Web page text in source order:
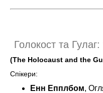
Голокост та
(The Holocaust and the
Спікери:
Енн Епплбом,